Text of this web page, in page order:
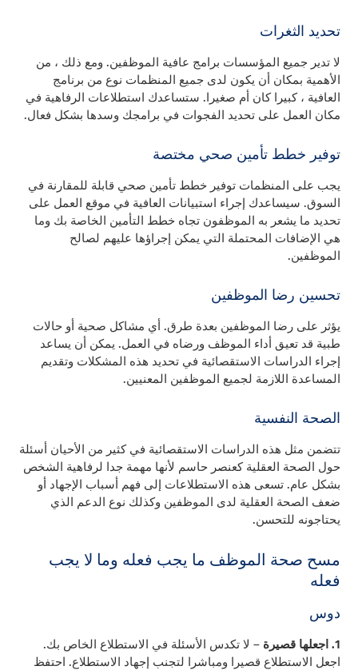
تحديد الثغرات
لا تدير جميع المؤسسات برامج عافية الموظفين. ومع ذلك ، من
الأهمية بمكان أن يكون لدى جميع المنظمات نوع من برنامج
العافية ، كبيرا كان أم صغيرا. ستساعدك استطلاعات الرفاهية في
مكان العمل على تحديد الفجوات في برامجك وسدها بشكل فعال.
توفير خطط تأمين صحي مختصة
يجب على المنظمات توفير خطط تأمين صحي قابلة للمقارنة في
السوق. سيساعدك إجراء استبيانات العافية في موقع العمل على
تحديد ما يشعر به الموظفون تجاه خطط التأمين الخاصة بك وما
هي الإضافات المحتملة التي يمكن إجراؤها عليهم لصالح
الموظفين.
تحسين رضا الموظفين
يؤثر على رضا الموظفين بعدة طرق. أي مشاكل صحية أو حالات
طبية قد تعيق أداء الموظف ورضاه في العمل. يمكن أن يساعد
إجراء الدراسات الاستقصائية في تحديد هذه المشكلات وتقديم
المساعدة اللازمة لجميع الموظفين المعنيين.
الصحة النفسية
تتضمن مثل هذه الدراسات الاستقصائية في كثير من الأحيان أسئلة
حول الصحة العقلية كعنصر حاسم لأنها مهمة جدا لرفاهية الشخص
بشكل عام. تسعى هذه الاستطلاعات إلى فهم أسباب الإجهاد أو
ضعف الصحة العقلية لدى الموظفين وكذلك نوع الدعم الذي
يحتاجونه للتحسن.
مسح صحة الموظف ما يجب فعله وما لا يجب
فعله
دوس
1. اجعلها قصيرة
– لا تكدس الأسئلة في الاستطلاع الخاص بك.
اجعل الاستطلاع قصيرا ومباشرا لتجنب إجهاد الاستطلاع. احتفظ